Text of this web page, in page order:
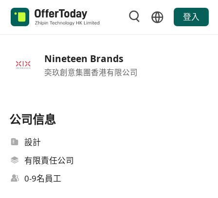
登入
Nineteen Brands
奕玖創意集團香港有限公司
公司信息
設計
有限責任公司
0-9名員工